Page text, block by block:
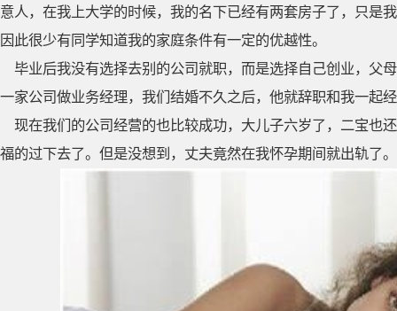
意人，在我上大学的时候，我的名下已经有两套房子了，只是
因此很少有同学知道我的家庭条件有一定的优越性。
毕业后我没有选择去别的公司就职，而是选择自己创业，父
一家公司做业务经理，我们结婚不久之后，他就辞职和我一起
现在我们的公司经营的也比较成功，大儿子六岁了，二宝也
福的过下去了。但是没想到，丈夫竟然在我怀孕期间就出轨了。